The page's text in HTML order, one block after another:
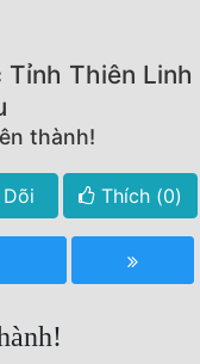
Tỉnh Thiên Linh
thành!
Thích (0)